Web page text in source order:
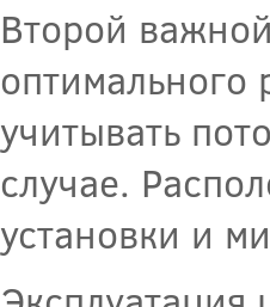
Второй
оптимального
учитывать
случае.
установки и